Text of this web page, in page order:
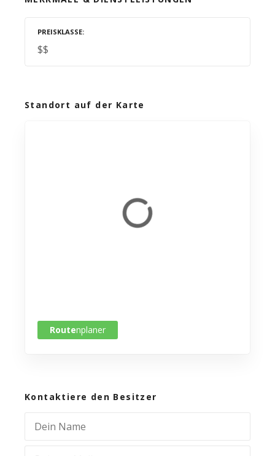
PREISKLASSE
$$
Standort auf der Karte
Routenplaner
Kontaktiere den Besitzer